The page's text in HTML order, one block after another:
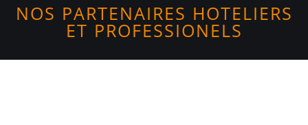
NOS PARTENAIRES HOTELIERS
ET PROFESSIONELS